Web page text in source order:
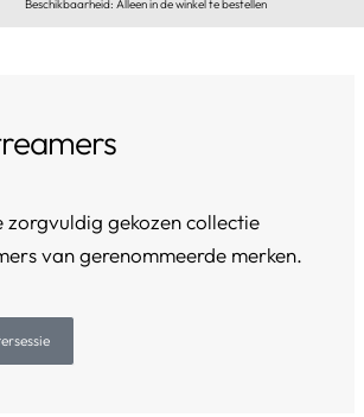
Beschikbaarheid: Alleen in de winkel te bestellen
zorgvuldig gekozen collectie
van gerenommeerde merken.